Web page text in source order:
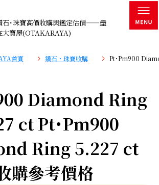
石･珠寶高價收購與鑑定估價——盡
大寶屋(OTAKARAYA)
首頁 鑽石・珠寶收購 Pt･Pm900
Diamond Ring
ct Pt･Pm900
Ring 5.227 ct
購參考價格